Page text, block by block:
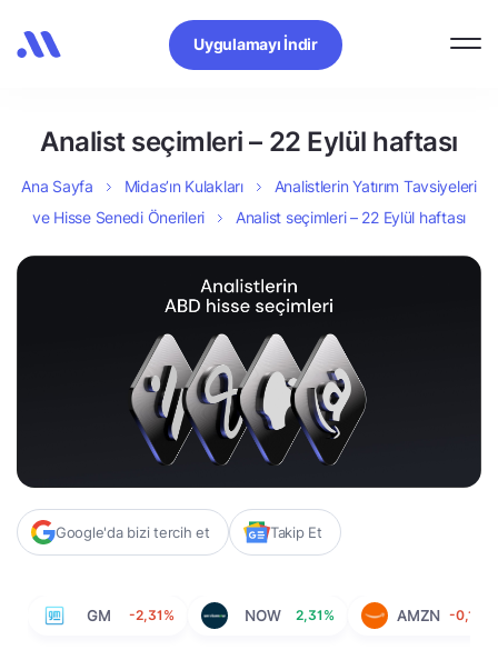
Uygulamayı İndir
Analist seçimleri – 22 Eylül haftası
Ana Sayfa Midas’ın Kulakları
Analistlerin Yatırım Tavsiyeleri
ve Hisse Senedi Önerileri
Analist seçimleri – 22 Eylül haftası
Google'da bizi tercih et Takip Et
GM -2,31% NOW 2,31% AMZN -0,13%